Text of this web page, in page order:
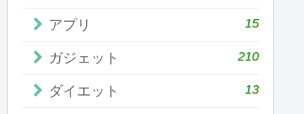
アプリ 15
ガジェット 210
ダイエット 13